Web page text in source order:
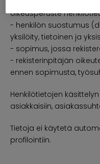
oikeusperuste
- henkilön suostumus
yksilöity, tietoinen ja
- sopimus, jossa
- rekisterinpitäjän
ennen sopimusta,
Henkilötietojen
asiakkaisiin,
Tietoja ei käytetä
profilointiin.